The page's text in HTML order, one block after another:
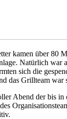
kamen über 80
Natürlich war
sich die
das Grillteam war
Abend der bis in